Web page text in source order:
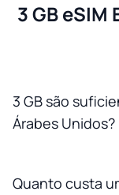
3 GB
3 GB são
Árabes Unidos?
Quanto custa